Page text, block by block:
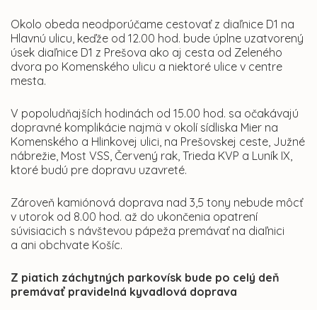
Okolo obeda neodporúčame cestovať z diaľnice D1 na
Hlavnú ulicu, keďže od 12.00 hod. bude úplne uzatvorený
úsek diaľnice D1 z Prešova ako aj cesta od Zeleného
dvora po Komenského ulicu a niektoré ulice v centre
mesta.
V popoludňajších hodinách od 15.00 hod. sa očakávajú
dopravné komplikácie najmä v okolí sídliska Mier na
Komenského a Hlinkovej ulici, na Prešovskej ceste, Južné
nábrežie, Most VSS, Červený rak, Trieda KVP a Luník IX,
ktoré budú pre dopravu uzavreté.
Zároveň kamiónová doprava nad 3,5 tony nebude môcť
v utorok od 8.00 hod. až do ukončenia opatrení
súvisiacich s návštevou pápeža premávať na diaľnici
a ani obchvate Košíc.
Z piatich záchytných parkovísk bude po celý deň
premávať pravidelná kyvadlová doprava